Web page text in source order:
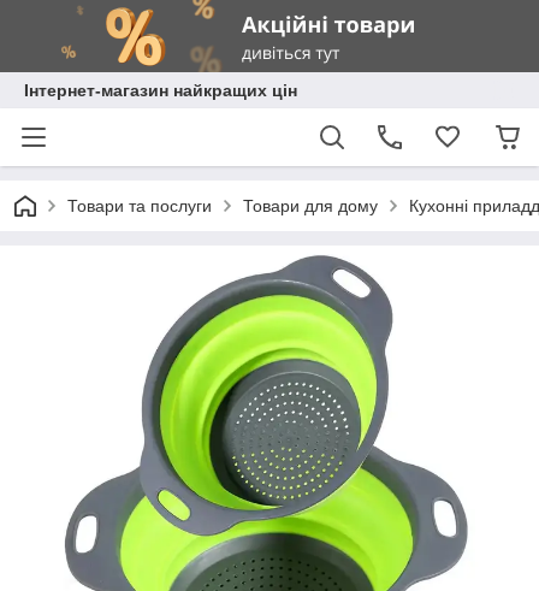
Інтернет-магазин найкращих цін
Товари та послуги Товари для дому Кухонні